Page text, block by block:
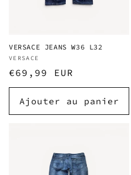
VERSACE JEANS W36 L32
Fournisseur :
VERSACE
Prix
habituel
€69,99 EUR
Ajouter au panier